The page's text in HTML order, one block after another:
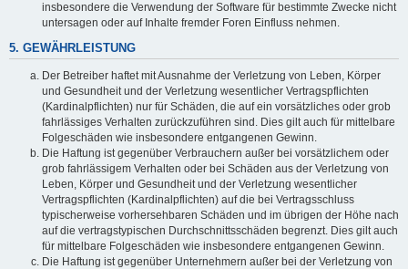
insbesondere die Verwendung der Software für bestimmte Zwecke nicht
untersagen oder auf Inhalte fremder Foren Einfluss nehmen.
5. GEWÄHRLEISTUNG
Der Betreiber haftet mit Ausnahme der Verletzung von Leben, Körper
und Gesundheit und der Verletzung wesentlicher Vertragspflichten
(Kardinalpflichten) nur für Schäden, die auf ein vorsätzliches oder grob
fahrlässiges Verhalten zurückzuführen sind. Dies gilt auch für mittelbare
Folgeschäden wie insbesondere entgangenen Gewinn.
Die Haftung ist gegenüber Verbrauchern außer bei vorsätzlichem oder
grob fahrlässigem Verhalten oder bei Schäden aus der Verletzung von
Leben, Körper und Gesundheit und der Verletzung wesentlicher
Vertragspflichten (Kardinalpflichten) auf die bei Vertragsschluss
typischerweise vorhersehbaren Schäden und im übrigen der Höhe nach
auf die vertragstypischen Durchschnittsschäden begrenzt. Dies gilt auch
für mittelbare Folgeschäden wie insbesondere entgangenen Gewinn.
Die Haftung ist gegenüber Unternehmern außer bei der Verletzung von